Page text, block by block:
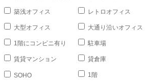
築浅オフィス レトロオフィス
大型オフィス 大通り沿いオフィス
1階にコンビニ有り 駐車場
賃貸マンション 貸倉庫
SOHO 1階